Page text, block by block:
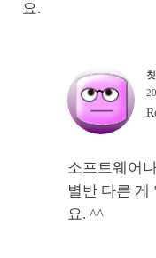
요.
소프트웨어
별반 다른 게
요. ^^